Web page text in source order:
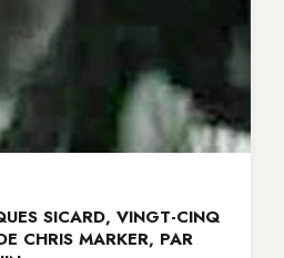
SICARD, VINGT-CINQ
CHRIS MARKER, PAR